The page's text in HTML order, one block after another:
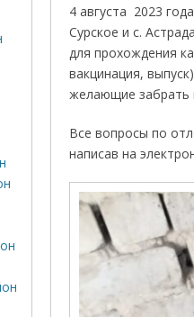
4 августа 2023
Сурское и с.
для прохождения
вакцинация,
желающие забрать
Все вопросы по
написав на